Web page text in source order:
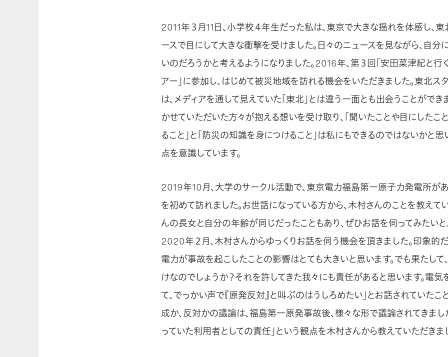
2011年３月11日、小学校４年生だった私は、東京で大きな揺れを体感し、
ースで目にして大きな衝撃を受けました。日々のニュースを見ながら、自分
いのだろうかと考えるようになりました。2016年、第３回「安田菜津紀と行
アー」に参加し、はじめて被災地域を訪れる機会をいただきました。東北ス
は、メディアを通して見えていた「東北」とは違う一面とも出会うことができ
かせていただいた方々が抱える想いを受け取り、「聞いたことや目にしたこ
ること」と「防災の知識を身につけること」は私にもできるのではないかと
点を意識しています。
2019年10月、大学のサークル活動で、東京電力福島第一原子力発電所が
を初めて訪れました。お世話になっている方から、木村さんのことを教えて
んの長女と自分の年齢が同じだったこともあり、ぜひお話を伺ってみたいと
2020年２月、木村さんからゆっくりお話を伺う機会を頂きました。印象的だ
電力が事故を起こしたことの影響はとても大きいと思います。でも果たして
けなのでしょうか？それを許してきた我々にも責任があると思います。電気
て、でっかい声で『原発反対』と叫ぶのはうしろめたい」とお話されていたこ
成か、反対かの議論は、福島第一原発事故後、様々な形で議論されてきまし
っていた利用者としての責任」という観点を木村さんから教えていただきま